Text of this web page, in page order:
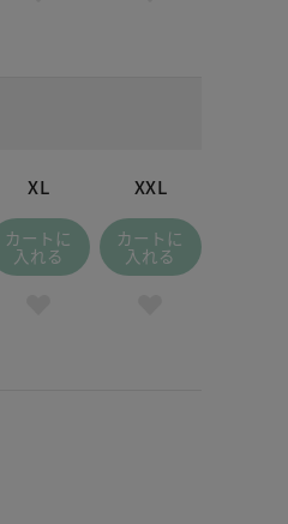
XL
カートに
入れる
XXL
カートに
入れる